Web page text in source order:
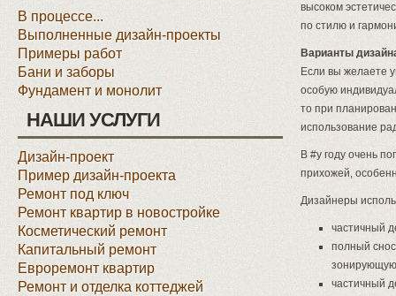
В процессе...
Выполненные дизайн-проекты
Примеры работ
Бани и заборы
Фундамент и монолит
НАШИ УСЛУГИ
Дизайн-проект
Пример дизайн-проекта
Ремонт под ключ
Ремонт квартир в новостройке
Косметический ремонт
Капитальный ремонт
Евроремонт квартир
Ремонт и отделка коттеджей
высоком
по стилю и
Варианты
Если вы желаете
особую
то при
использование
В #y году очень
прихожей,
Дизайнеры
частичный
полный
частичный